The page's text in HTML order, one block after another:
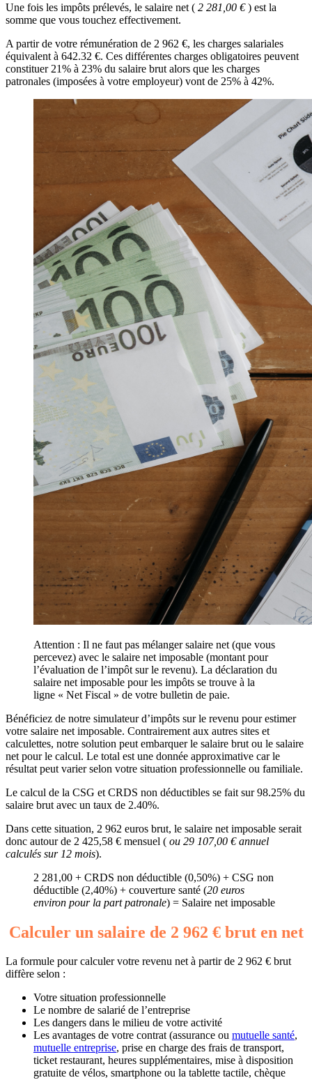
Une fois les impôts prélevés, le salaire net ( 2 281,00 €) est la
somme que vous touchez effectivement.
A partir de votre rémunération de 2 962 €, les charges salariales
équivalent à 642.32 €. Ces différentes charges obligatoires peuvent
constituer 21% à 23% du salaire brut alors que les charges
patronales (imposées à votre employeur) vont de 25% à 42%.
Attention : Il ne faut pas mélanger salaire net (que vous
percevez) avec le salaire net imposable (montant pour
l’évaluation de l’impôt sur le revenu). La déclaration du
salaire net imposable pour les impôts se trouve à la
ligne « Net Fiscal » de votre bulletin de paie.
Bénéficiez de notre simulateur d’impôts sur le revenu pour estimer
votre salaire net imposable. Contrairement aux autres sites et
calculettes, notre solution peut embarquer le salaire brut ou le salaire
net pour le calcul. Le total est une donnée approximative car le
résultat peut varier selon votre situation professionnelle ou familiale.
Le calcul de la CSG et CRDS non déductibles se fait sur 98.25% du
salaire brut avec un taux de 2.40%.
Dans cette situation, 2 962 euros brut, le salaire net imposable serait
donc autour de 2 425,58 € mensuel ( ou 29 107,00 € annuel
calculés sur 12 mois).
2 281,00 + CRDS non déductible (0,50%) + CSG non
déductible (2,40%) + couverture santé (20 euros
environ pour la part patronale) = Salaire net imposable
Calculer un salaire de 2 962 € brut en net
La formule pour calculer votre revenu net à partir de 2 962 € brut
diffère selon :
Votre situation professionnelle
Le nombre de salarié de l’entreprise
Les dangers dans le milieu de votre activité
Les avantages de votre contrat (assurance ou mutuelle santé,
mutuelle entreprise, prise en charge des frais de transport,
ticket restaurant, heures supplémentaires, mise à disposition
gratuite de vélos, smartphone ou la tablette tactile, chèque